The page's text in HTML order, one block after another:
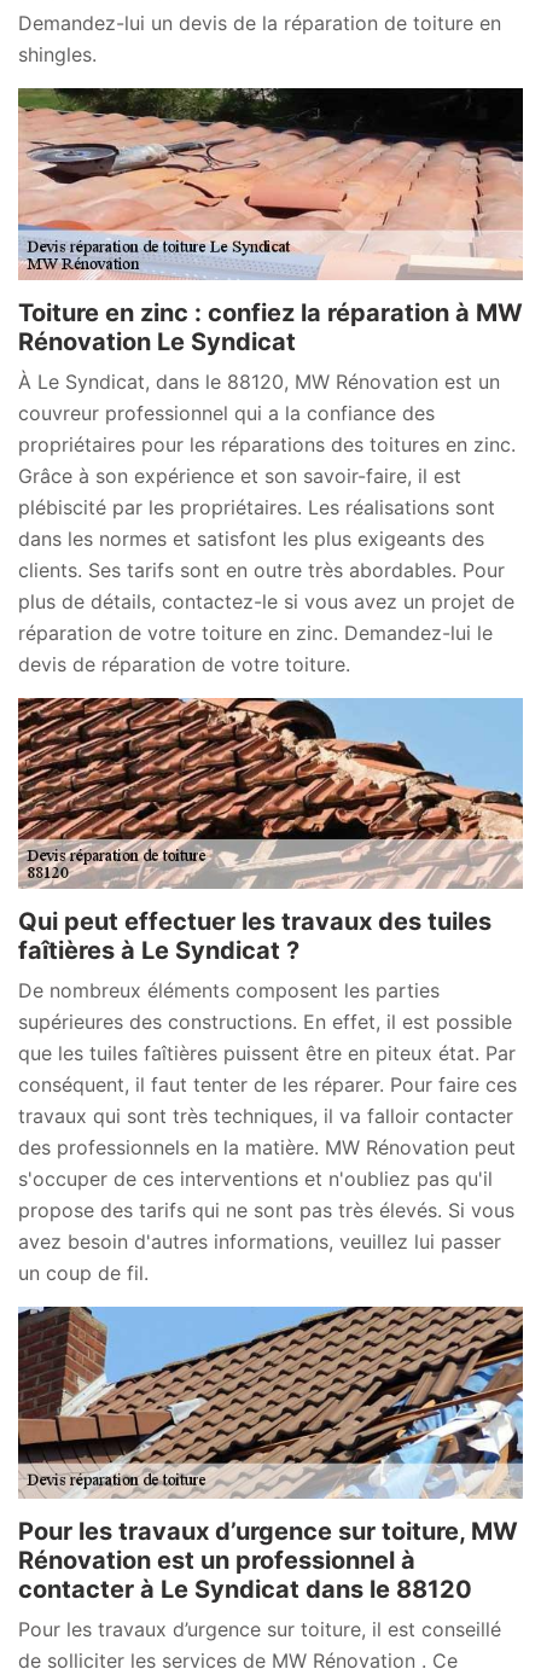
Demandez-lui un devis de la réparation de toiture en
shingles.
Toiture en zinc : confiez la réparation à MW
Rénovation Le Syndicat
À Le Syndicat, dans le 88120, MW Rénovation est un
couvreur professionnel qui a la confiance des
propriétaires pour les réparations des toitures en zinc.
Grâce à son expérience et son savoir-faire, il est
plébiscité par les propriétaires. Les réalisations sont
dans les normes et satisfont les plus exigeants des
clients. Ses tarifs sont en outre très abordables. Pour
plus de détails, contactez-le si vous avez un projet de
réparation de votre toiture en zinc. Demandez-lui le
devis de réparation de votre toiture.
Qui peut effectuer les travaux des tuiles
faîtières à Le Syndicat ?
De nombreux éléments composent les parties
supérieures des constructions. En effet, il est possible
que les tuiles faîtières puissent être en piteux état. Par
conséquent, il faut tenter de les réparer. Pour faire ces
travaux qui sont très techniques, il va falloir contacter
des professionnels en la matière. MW Rénovation peut
s'occuper de ces interventions et n'oubliez pas qu'il
propose des tarifs qui ne sont pas très élevés. Si vous
avez besoin d'autres informations, veuillez lui passer
un coup de fil.
Pour les travaux d’urgence sur toiture, MW
Rénovation est un professionnel à
contacter à Le Syndicat dans le 88120
Pour les travaux d’urgence sur toiture, il est conseillé
de solliciter les services de MW Rénovation . Ce